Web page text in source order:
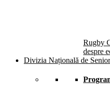
Rugby
despre
Divizia Națională de